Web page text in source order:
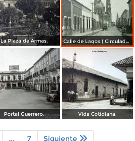
La Plaza de Armas. Calle de Lagos ( Circulada el 27 de Mayo de 1909 ).
Portal Guerrero. Vida Cotidiana.
... 7 Siguiente